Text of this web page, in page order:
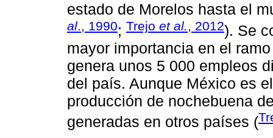
estado de Morelos hasta el
al., 1990; Trejo et al., 2012). Se
mayor importancia en el
genera unos 5 000 empleos
del país. Aunque México es
producción de nochebuena
generadas en otros países (